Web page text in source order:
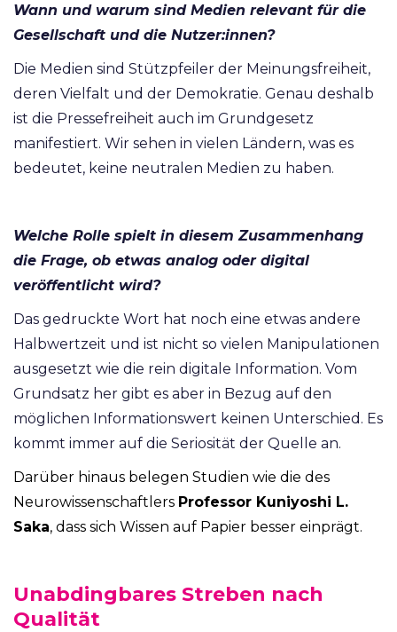
Wann und warum sind Medien relevant für die
Gesellschaft und die Nutzer:innen?
Die Medien sind Stützpfeiler der Meinungsfreiheit,
deren Vielfalt und der Demokratie. Genau deshalb
ist die Pressefreiheit auch im Grundgesetz
manifestiert. Wir sehen in vielen Ländern, was es
bedeutet, keine neutralen Medien zu haben.
Welche Rolle spielt in diesem Zusammenhang
die Frage, ob etwas analog oder digital
veröffentlicht wird?
Das gedruckte Wort hat noch eine etwas andere
Halbwertzeit und ist nicht so vielen Manipulationen
ausgesetzt wie die rein digitale Information. Vom
Grundsatz her gibt es aber in Bezug auf den
möglichen Informationswert keinen Unterschied. Es
kommt immer auf die Seriosität der Quelle an.
Darüber hinaus belegen Studien wie die des
Neurowissenschaftlers Professor Kuniyoshi L.
Saka, dass sich Wissen auf Papier besser einprägt.
Unabdingbares Streben nach
Qualität